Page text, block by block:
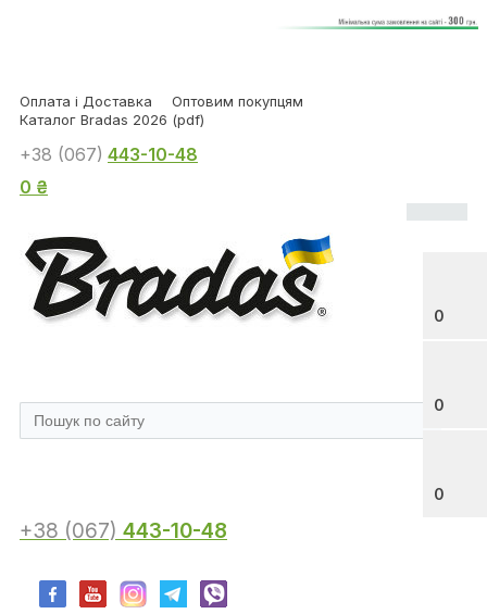
Оплата і Доставка
Оптовим покупцям
Каталог Bradas 2026 (pdf)
0
0
0
+38 (067) 443-10-48
0 ₴
+38 (067) 443-10-48